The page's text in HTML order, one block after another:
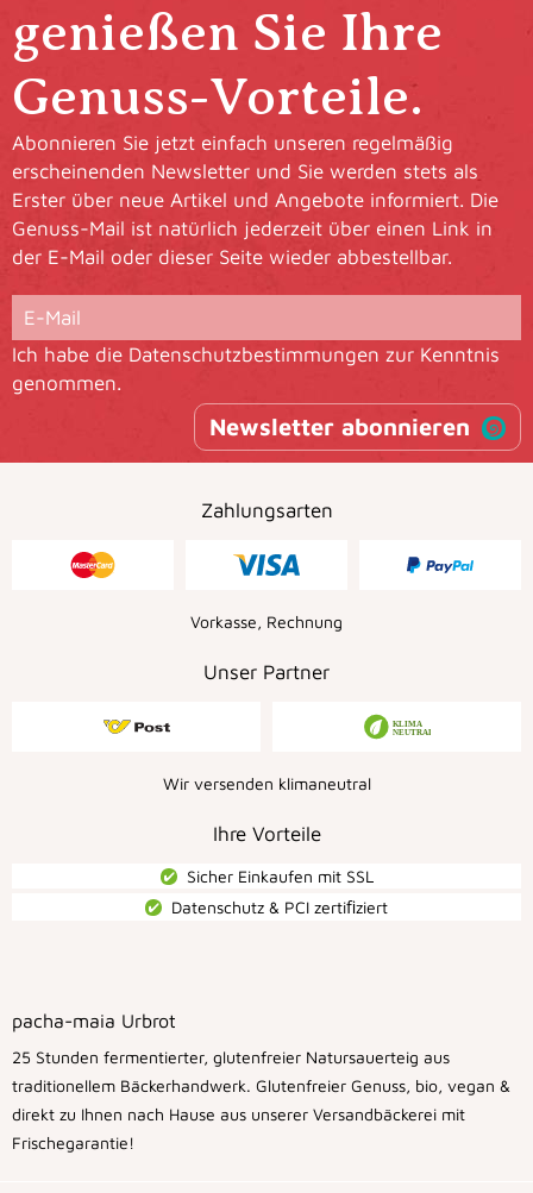
genießen Sie Ihre
Genuss-Vorteile.
Abonnieren Sie jetzt einfach unseren regelmäßig
erscheinenden Newsletter und Sie werden stets als
Erster über neue Artikel und Angebote informiert. Die
Genuss-Mail ist natürlich jederzeit über einen Link in
der E-Mail oder dieser Seite wieder abbestellbar.
Ich habe die Datenschutzbestimmungen zur Kenntnis
genommen.
Newsletter abonnieren
Zahlungsarten
Vorkasse, Rechnung
Unser Partner
Wir versenden klimaneutral
Ihre Vorteile
Sicher Einkaufen mit SSL
Datenschutz & PCI zertiﬁziert
pacha-maia Urbrot
25 Stunden fermentierter, glutenfreier Natursauerteig aus
traditionellem Bäckerhandwerk. Glutenfreier Genuss, bio, vegan &
direkt zu Ihnen nach Hause aus unserer Versandbäckerei mit
Frischegarantie!